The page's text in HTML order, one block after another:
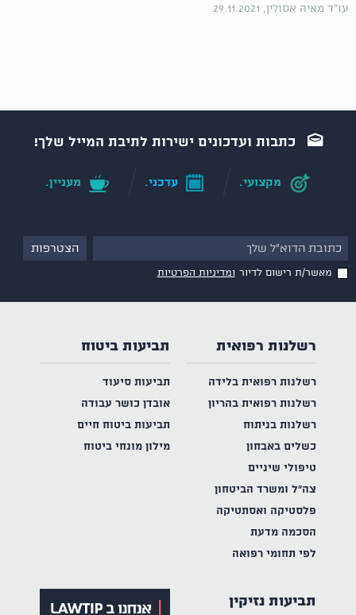
עו"ד מאיה אסולין, 29.11.2021
כתבות ועדכונים ישירות לתיבת המייל שלך!
מקצועי. עדכני. מעניין.
מאשר/ת רישום לדיור ומדיניות הפרטיות
רשלנות רפואית
רשלנות רפואית בלידה
רשלנות רפואית בהריון
רשלנות בניתוח
כשלים באבחון
טיפולי שיניים
צה"ל ומשרד הביטחון
פלסטיקה ואסתטיקה
הסכמה מדעת
לפי תחומי רפואה
תביעות ביטוח
תביעות סיעוד
אובדן כושר עבודה
תביעות ביטוח חיים
מילון מונחי ביטוח
תביעות נזיקין